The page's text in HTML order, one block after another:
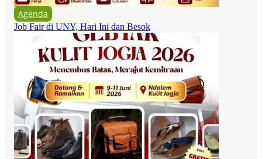
Agenda
Job Fair di UNY, Hari Ini dan Besok